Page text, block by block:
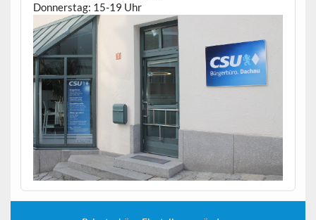
Donnerstag: 15-19 Uhr